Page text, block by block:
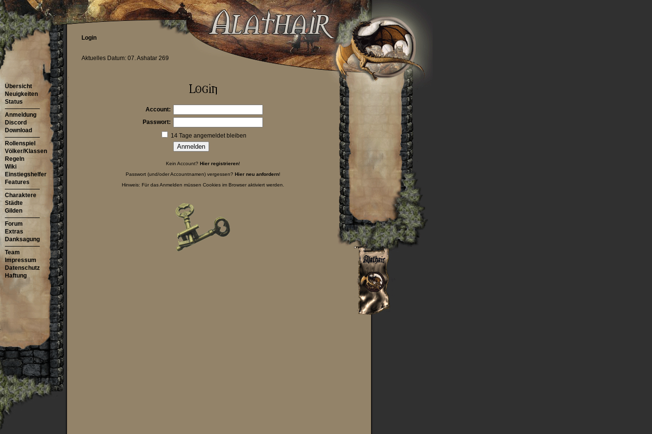
Login
Aktuelles Datum: 07. Ashatar 269
Übersicht
Neuigkeiten
Status
Anmeldung
Discord
Download
Rollenspiel
Völker/Klassen
Regeln
Wiki
Einstiegshelfer
Features
Charaktere
Städte
Gilden
Forum
Extras
Danksagung
Team
Impressum
Datenschutz
Haftung
Account:
Passwort:
14 Tage angemeldet bleiben
Kein Account? Hier registrieren!
Passwort (und/oder Accountnamen) vergessen? Hier neu anfordern!
Hinweis: Für das Anmelden müssen Cookies im Browser aktiviert werden.